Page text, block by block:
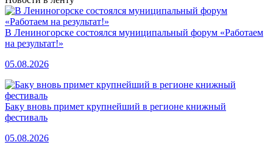
В Лениногорске состоялся муниципальный форум «Работаем
на результат!»
05.08.2026
Баку вновь примет крупнейший в регионе книжный
фестиваль
05.08.2026